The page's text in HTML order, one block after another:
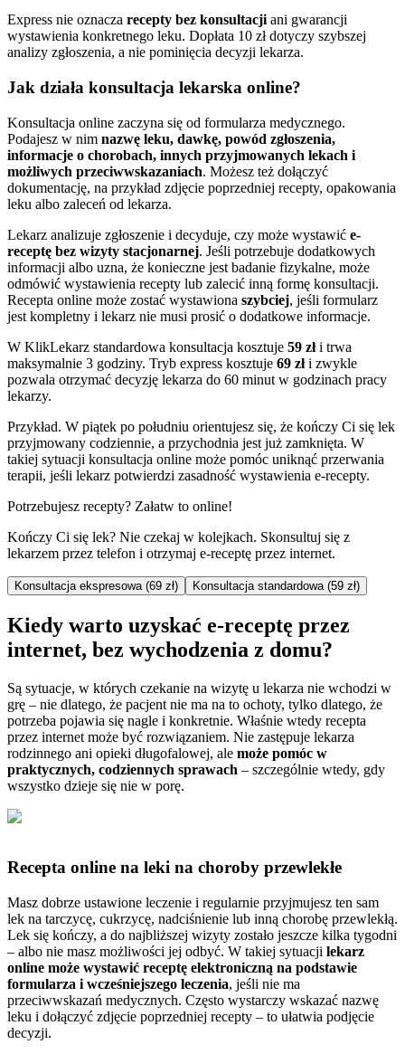
Express nie oznacza recepty bez konsultacjiani gwarancji
wystawienia konkretnego leku. Dopłata 10 zł dotyczy szybszej
analizy zgłoszenia, a nie pominięcia decyzji lekarza.
Jak działa konsultacja lekarska online?
Konsultacja online zaczyna się od formularza medycznego.
Podajesz w nim nazwę leku, dawkę, powód zgłoszenia,
informacje o chorobach, innych przyjmowanych lekach i
możliwych przeciwwskazaniach. Możesz też dołączyć
dokumentację, na przykład zdjęcie poprzedniej recepty, opakowania
leku albo zaleceń od lekarza.
Lekarz analizuje zgłoszenie i decyduje, czy może wystawić e-
receptę bez wizyty stacjonarnej. Jeśli potrzebuje dodatkowych
informacji albo uzna, że konieczne jest badanie fizykalne, może
odmówić wystawienia recepty lub zalecić inną formę konsultacji.
Recepta online może zostać wystawiona szybciej, jeśli formularz
jest kompletny i lekarz nie musi prosić o dodatkowe informacje.
W KlikLekarz standardowa konsultacja kosztuje 59 złi trwa
maksymalnie 3 godziny. Tryb express kosztuje 69 złi zwykle
pozwala otrzymać decyzję lekarza do 60 minut w godzinach pracy
lekarzy.
Przykład. W piątek po południu orientujesz się, że kończy Ci się lek
przyjmowany codziennie, a przychodnia jest już zamknięta. W
takiej sytuacji konsultacja online może pomóc uniknąć przerwania
terapii, jeśli lekarz potwierdzi zasadność wystawienia e-recepty.
Potrzebujesz recepty? Załatw to online!
Kończy Ci się lek? Nie czekaj w kolejkach. Skonsultuj się z
lekarzem przez telefon i otrzymaj e-receptę przez internet.
Konsultacja ekspresowa (69 zł) Konsultacja standardowa (59 zł)
Kiedy warto uzyskać e-receptę przez
internet, bez wychodzenia z domu?
Są sytuacje, w których czekanie na wizytę u lekarza nie wchodzi w
grę – nie dlatego, że pacjent nie ma na to ochoty, tylko dlatego, że
potrzeba pojawia się nagle i konkretnie. Właśnie wtedy recepta
przez internet może być rozwiązaniem. Nie zastępuje lekarza
rodzinnego ani opieki długofalowej, ale może pomóc w
praktycznych, codziennych sprawach – szczególnie wtedy, gdy
wszystko dzieje się nie w porę.
Recepta online na leki na choroby przewlekłe
Masz dobrze ustawione leczenie i regularnie przyjmujesz ten sam
lek na tarczycę, cukrzycę, nadciśnienie lub inną chorobę przewlekłą.
Lek się kończy, a do najbliższej wizyty zostało jeszcze kilka tygodni
– albo nie masz możliwości jej odbyć. W takiej sytuacji lekarz
online może wystawić receptę elektroniczną na podstawie
formularza i wcześniejszego leczenia, jeśli nie ma
przeciwwskazań medycznych. Często wystarczy wskazać nazwę
leku i dołączyć zdjęcie poprzedniej recepty – to ułatwia podjęcie
decyzji.